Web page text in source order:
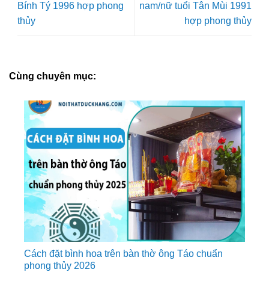
Bính Tý 1996 hợp phong
thủy
nam/nữ tuổi Tân Mùi 1991
hợp phong thủy
Cùng chuyên mục:
Cách đặt bình hoa trên bàn thờ ông Táo chuẩn
phong thủy 2026